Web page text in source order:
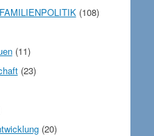
(108)
(11)
(23)
(20)